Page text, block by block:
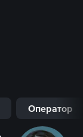
Оператор